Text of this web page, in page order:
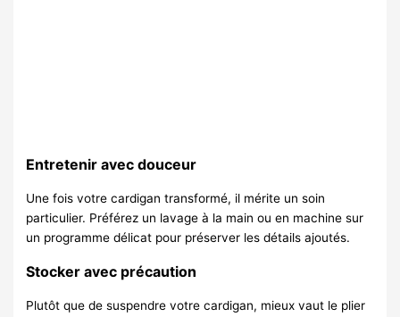
Entretenir avec douceur
Une fois votre cardigan transformé, il mérite un soin
particulier. Préférez un lavage à la main ou en machine sur
un programme délicat pour préserver les détails ajoutés.
Stocker avec précaution
Plutôt que de suspendre votre cardigan, mieux vaut le plier